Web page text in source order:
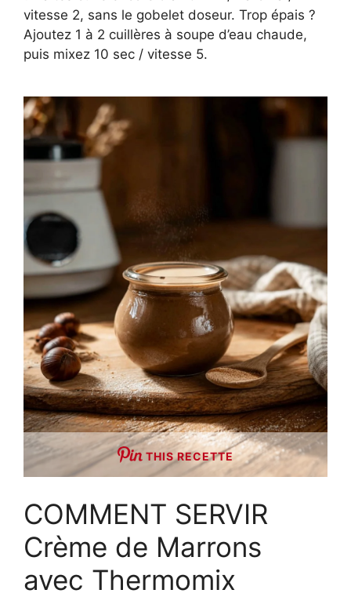
vitesse 2, sans le gobelet doseur. Trop épais ?
Ajoutez 1 à 2 cuillères à soupe d’eau chaude,
puis mixez 10 sec / vitesse 5.
THIS RECETTE
COMMENT SERVIR
Crème de Marrons
avec Thermomix